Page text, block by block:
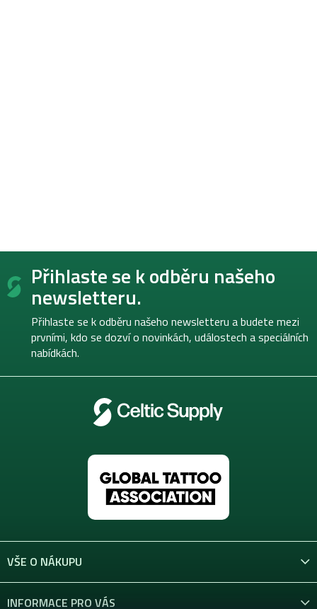
Z
Přihlaste se k odběru našeho
newsletteru.
Přihlaste se k odběru našeho newsletteru a budete mezi
prvními, kdo se dozví o novinkách, událostech a speciálních
nabídkách.
VŠE O NÁKUPU
INFORMACE PRO VÁS